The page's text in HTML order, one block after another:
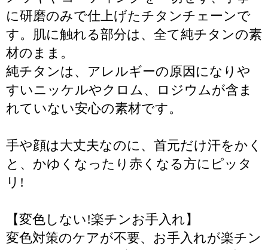
に研磨のみで仕上げたチタンチェーンで
す。肌に触れる部分は、全て純チタンの素
材のまま。
純チタンは、アレルギーの原因になりや
すいニッケルやクロム、ロジウムが含ま
れていない安心の素材です。
手や顔は大丈夫なのに、首元だけ汗をかく
と、かゆくなったり赤くなる方にピッタ
リ!
【変色しない!楽チンお手入れ】
変色対策のケアが不要、お手入れが楽チン